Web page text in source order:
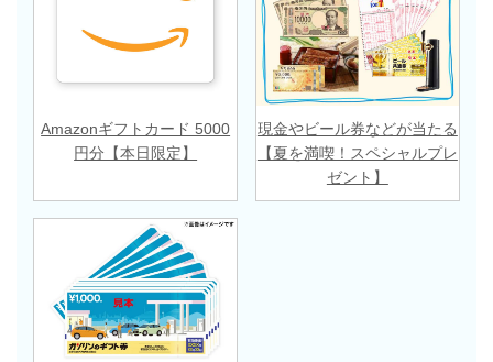
Amazonギフトカード 5000
円分【本日限定】
現金やビール券などが当たる
【夏を満喫！スペシャルプレ
ゼント】